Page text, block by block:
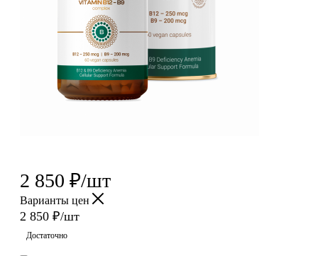
2 850 ₽/шт
Варианты цен
2 850 ₽/шт
Достаточно